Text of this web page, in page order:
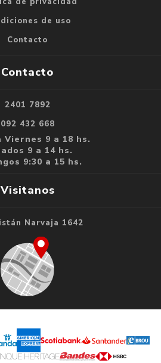
de uso
Contacto
Contacto
2401 7892
092 432 668
Viernes 9 a 18 hs.
9 a 14 hs.
9:30 a 15 hs.
Visitanos
Narvaja 1642